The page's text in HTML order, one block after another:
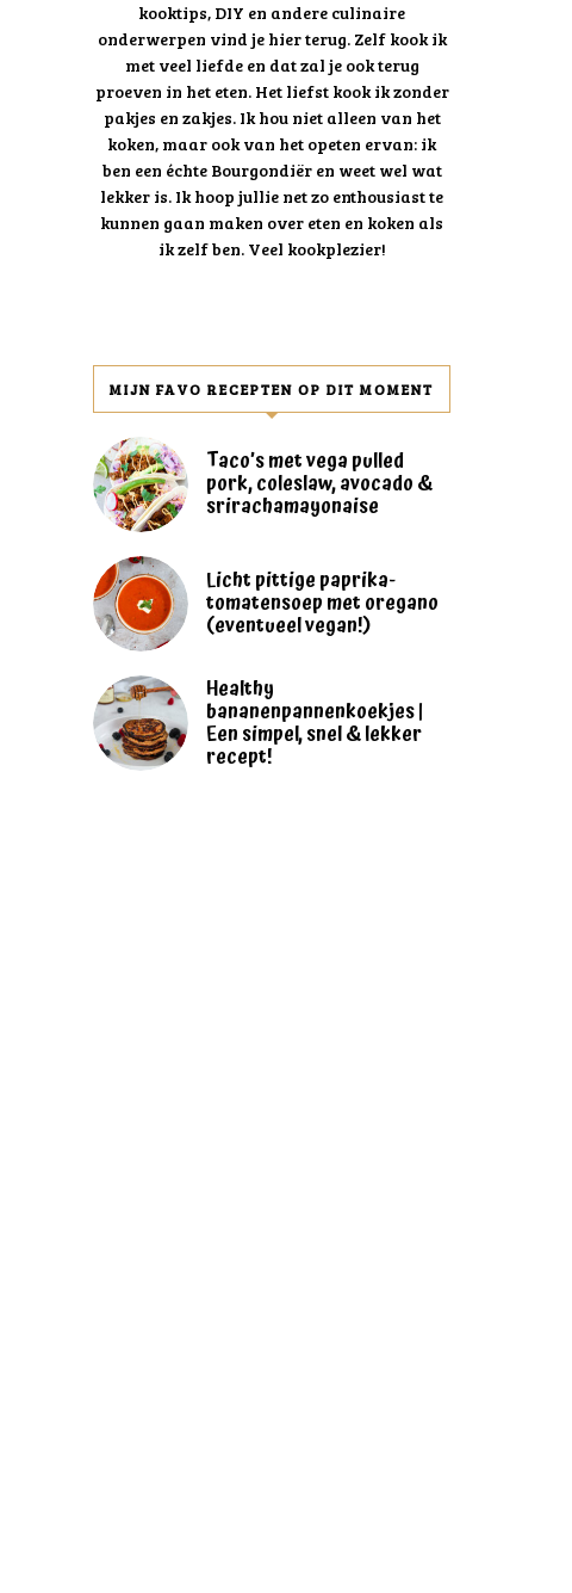
kooktips, DIY en andere culinaire
onderwerpen vind je hier terug. Zelf kook ik
met veel liefde en dat zal je ook terug
proeven in het eten. Het liefst kook ik zonder
pakjes en zakjes. Ik hou niet alleen van het
koken, maar ook van het opeten ervan: ik
ben een échte Bourgondiër en weet wel wat
lekker is. Ik hoop jullie net zo enthousiast te
kunnen gaan maken over eten en koken als
ik zelf ben. Veel kookplezier!
MIJN FAVO RECEPTEN OP DIT MOMENT
Taco’s met vega pulled
pork, coleslaw, avocado &
srirachamayonaise
Licht pittige paprika-
tomatensoep met oregano
(eventueel vegan!)
Healthy
bananenpannenkoekjes |
Een simpel, snel & lekker
recept!